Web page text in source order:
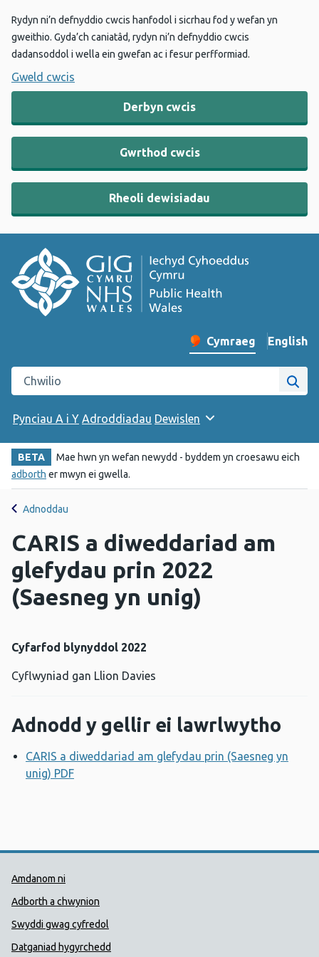
Rydyn ni’n defnyddio cwcis hanfodol i sicrhau fod y wefan yn
gweithio. Gyda’ch caniatâd, rydyn ni’n defnyddio cwcis
dadansoddol i wella ein gwefan ac i fesur perfformiad.
Gweld cwcis
Derbyn cwcis
Gwrthod cwcis
Rheoli dewisiadau
Newid iaith y wefan
Cymraeg English
–
Chwilio gwefan Iechyd Cyhoeddus Cymru
Pynciau A i Y Adroddiadau Dewislen
BETA
Mae hwn yn wefan newydd - byddem yn croesawu eich
adborth er mwyn ei gwella.
Adnoddau
CARIS a diweddariad am
glefydau prin 2022
(Saesneg yn unig)
Cyfarfod blynyddol 2022
Cyflwyniad gan Llion Davies
Adnodd y gellir ei lawrlwytho
CARIS a diweddariad am glefydau prin (Saesneg yn
unig) PDF
Dolenni Cymorth Iechyd
Amdanom ni
Adborth a chwynion
Swyddi gwag cyfredol
Datganiad hygyrchedd